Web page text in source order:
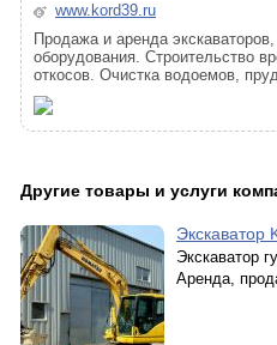
www.kord39.ru
Продажа и аренда
оборудования. Строительство
откосов. Очистка водоемов,
Другие товары и услуги
Экскаватор
Экскаватор
Аренда,